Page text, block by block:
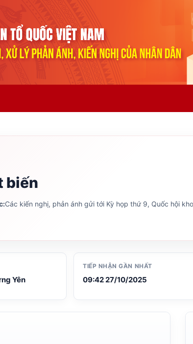
biến
Các kiến nghị, phản ánh gửi tới Kỳ họp thứ 9, Quốc hội
Yên
TIẾP NHẬN GẦN NHẤT
09:42 27/10/2025